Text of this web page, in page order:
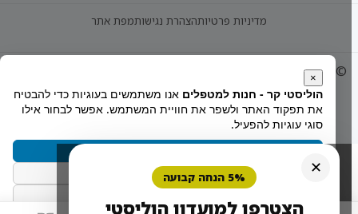
מדיניות פרטיותהצהרת נגישותמפת אתר
© 2026 Holistiy
✕
5% הנחה קבועה
הצטרפו למועדון הוליסטי
הוליסטי קר - חנות למטפליםאנו משתמשים בעוגיות כדי להבטיח
את תפקוד האתר ולשפר את חוויית המשתמש. אפשר לבחור אילו
סוגי עוגיות להפעיל.
הסר לא הכרחיות